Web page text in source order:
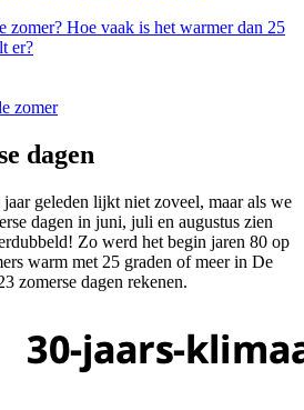
zomer? Hoe vaak is het warmer dan 25
er?
dagen
geleden lijkt niet zoveel, maar als we
dagen in juni, juli en augustus zien
Zo werd het begin jaren 80 op
warm met 25 graden of meer in De
zomerse dagen rekenen.